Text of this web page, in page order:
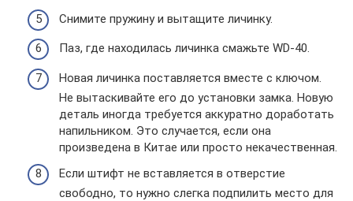
Снимите пружину и вытащите личинку.
Паз, где находилась личинка смажьте WD-40.
Новая личинка поставляется вместе с ключом.
Не вытаскивайте его до установки замка. Новую
деталь иногда требуется аккуратно доработать
напильником. Это случается, если она
произведена в Китае или просто некачественная.
Если штифт не вставляется в отверстие
свободно, то нужно слегка подпилить место для